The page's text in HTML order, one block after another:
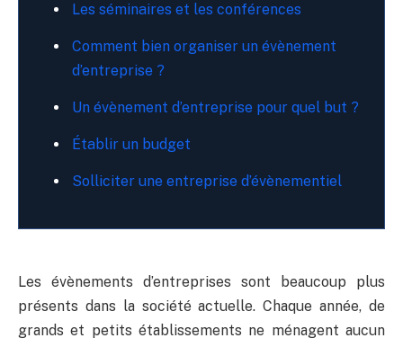
Les séminaires et les conférences
Comment bien organiser un évènement
d’entreprise ?
Un évènement d’entreprise pour quel but ?
Établir un budget
Solliciter une entreprise d’évènementiel
Les évènements d’entreprises sont beaucoup plus
présents dans la société actuelle. Chaque année, de
grands et petits établissements ne ménagent aucun